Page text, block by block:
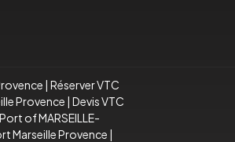
| Réserver VTC
Provence | Devis VTC
of MARSEILLE-
Marseille Provence |